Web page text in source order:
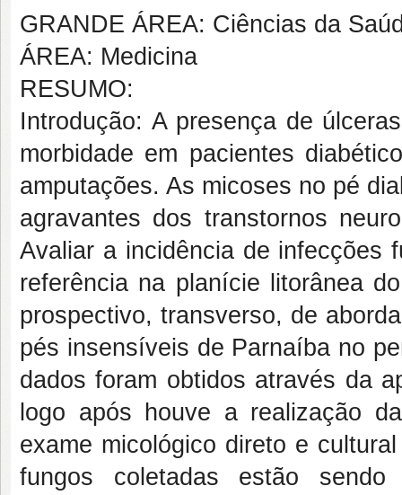
GRANDE ÁREA: Ciências da
ÁREA: Medicina
RESUMO:
Introdução: A presença de
morbidade em pacientes
amputações. As micoses no pé
agravantes dos transtornos
Avaliar a incidência de infecções
referência na planície litorânea
prospectivo, transverso, de
pés insensíveis de Parnaíba no
dados foram obtidos através da
logo após houve a realização
exame micológico direto e
fungos coletadas estão